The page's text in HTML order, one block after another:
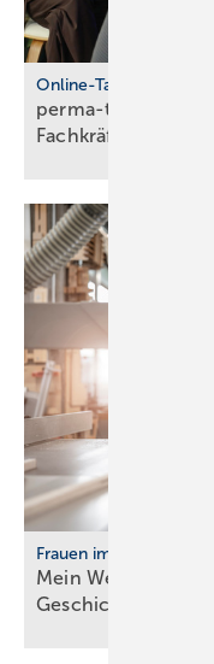
Online-Talkshow
perma-talk: so
Fach­kräf­te­bin­dung
Frauen im Handwerk
Mein Weg ins
Ge­schich­te